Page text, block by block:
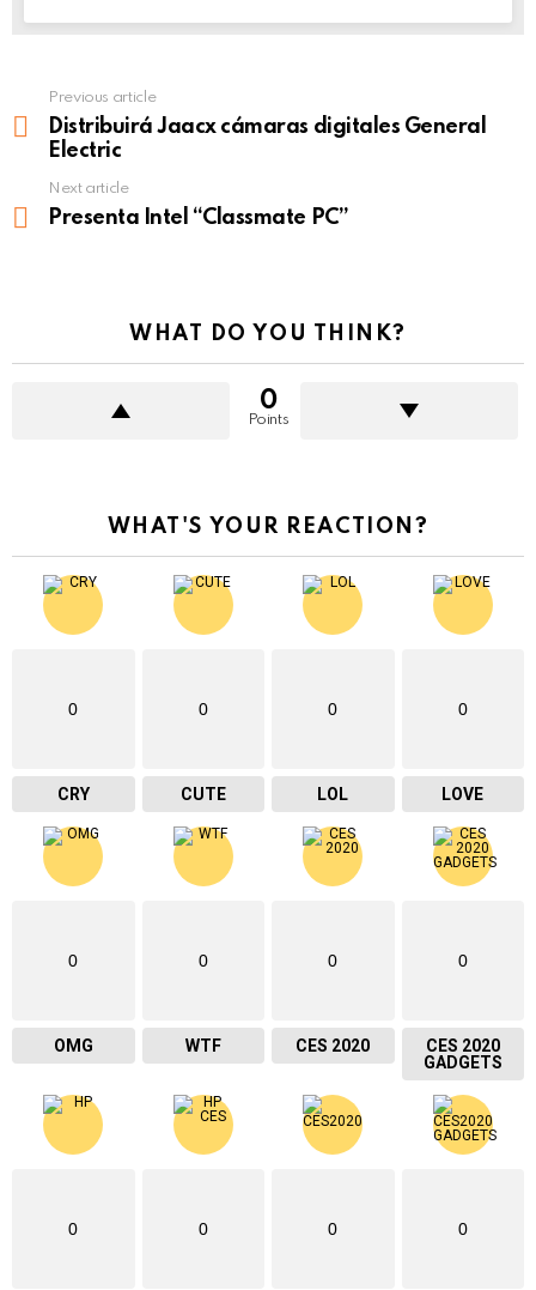
more
Previous article
Distribuirá Jaacx cámaras digitales General
Electric
Next article
Presenta Intel “Classmate PC”
WHAT DO YOU THINK?
0
Points
WHAT'S YOUR REACTION?
0
CRY
0
CUTE
0
LOL
0
LOVE
0
OMG
0
WTF
0
CES 2020
0
CES 2020
GADGETS
0 0 0 0